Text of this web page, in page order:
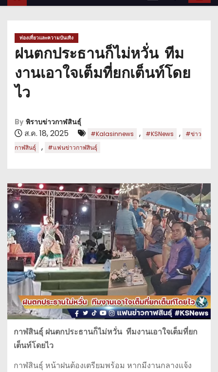
ท่องเที่ยวและความบันเทิง
ฝนตกประธานก็ไม่หวั่น ทีม
งานเอาใจเต็มที่ยกเต็นท์โดย
ไว
By พิราบข่าวกาฬสินธุ์
ส.ค. 18, 2025 #Kalasinnews , #KSNews ,
#ข่าว
กาฬสินธุ์
, #แฟนข่าวกาฬสินธุ์
กาฬสินธุ์ ฝนตกประธานก็ไม่หวั่น ทีมงานเอาใจเต็มที่ยก
เต็นท์โดยไว
กาฬสินธุ์ หน้าฝนต้องเตรียมพร้อม หากมีงานกลางแจ้ง